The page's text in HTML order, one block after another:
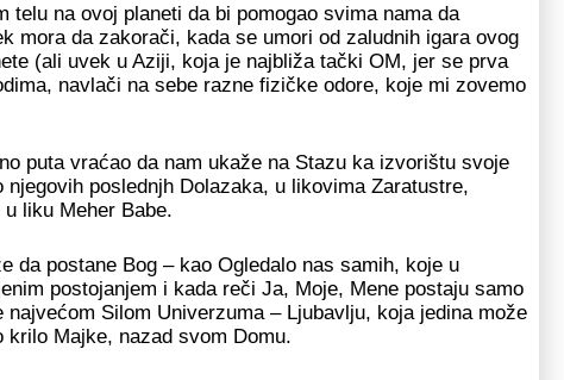
telu na ovoj planeti da bi pomogao svima nama da
mora da zakorači, kada se umori od zaludnih igara ovog
(ali uvek u Aziji, koja je najbliža tački OM, jer se prva
navlači na sebe razne fizičke odore, koje mi zovemo
puta vraćao da nam ukaže na Stazu ka izvorištu svoje
poslednjh Dolazaka, u likovima Zaratustre,
liku Meher Babe.
da postane Bog – kao Ogledalo nas samih, koje u
postojanjem i kada reči Ja, Moje, Mene postaju samo
Silom Univerzuma – Ljubavlju, koja jedina može
Majke, nazad svom Domu.